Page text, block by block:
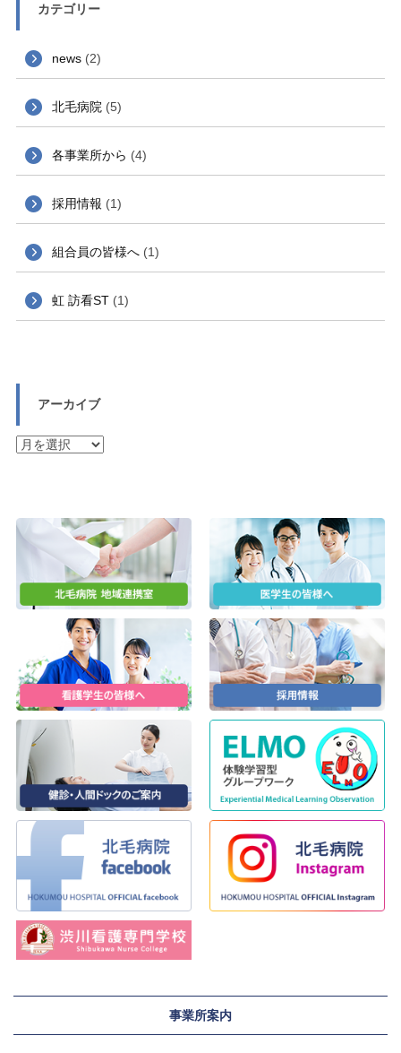
カテゴリー
news(2)
北毛病院 (5)
各事業所から (4)
採用情報 (1)
組合員の皆様へ(1)
虹 訪看ST(1)
アーカイブ
事業所案内